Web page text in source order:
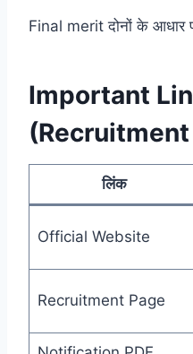
Final merit दोनों के आधार
Important
लिंक
Official Website
Recruitment Page